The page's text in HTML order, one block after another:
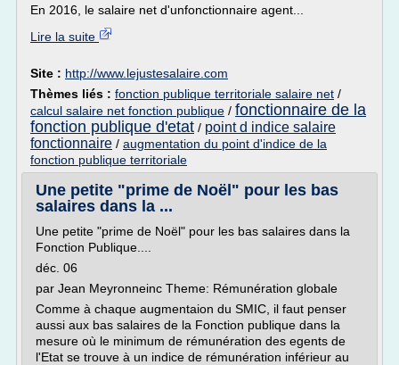
En 2016, le salaire net d'unfonctionnaire agent...
Lire la suite
Site : http://www.lejustesalaire.com
Thèmes liés : fonction publique territoriale salaire net /
calcul salaire net fonction publique / fonctionnaire de la
fonction publique d'etat / point d indice salaire
fonctionnaire / augmentation du point d'indice de la
fonction publique territoriale
Une petite "prime de Noël" pour les bas
salaires dans la ...
Une petite "prime de Noël" pour les bas salaires dans la
Fonction Publique....
déc. 06
par Jean Meyronneinc Theme: Rémunération globale
Comme à chaque augmentaion du SMIC, il faut penser
aussi aux bas salaires de la Fonction publique dans la
mesure où le minimum de rémunération des egents de
l'Etat se trouve à un indice de rémunération inférieur au